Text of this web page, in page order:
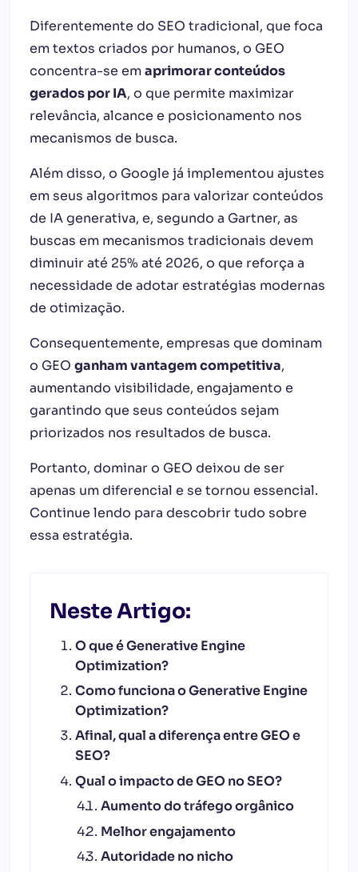
Diferentemente do SEO tradicional, que foca
em textos criados por humanos, o GEO
concentra-se emaprimorar conteúdos
gerados por IA, o que permite maximizar
relevância, alcance e posicionamento nos
mecanismos de busca.
Além disso, o Google já implementou ajustes
em seus algoritmos para valorizar conteúdos
de IA generativa, e, segundo a Gartner, as
buscas em mecanismos tradicionais devem
diminuir até 25% até 2026, o que reforça a
necessidade de adotar estratégias modernas
de otimização.
Consequentemente, empresas que dominam
o GEO ganham vantagem competitiva,
aumentando visibilidade, engajamento e
garantindo que seus conteúdos sejam
priorizados nos resultados de busca.
Portanto, dominar o GEO deixou de ser
apenas um diferencial e se tornou essencial.
Continue lendo para descobrir tudo sobre
essa estratégia.
Neste Artigo:
O que é Generative Engine
Optimization?
Como funciona o Generative Engine
Optimization?
Afinal, qual a diferença entre GEO e
SEO?
Qual o impacto de GEO no SEO?
Aumento do tráfego orgânico
Melhor engajamento
Autoridade no nicho